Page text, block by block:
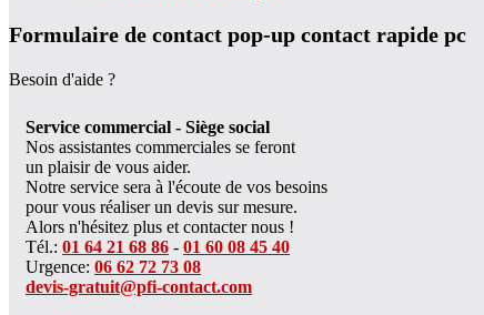
Formulaire de contact pop-up contact rapide pc
Besoin d'aide ?
Service commercial - Siège social
Nos assistantes commerciales se feront
un plaisir de vous aider.
Notre service sera à l'écoute de vos besoins
pour vous réaliser un devis sur mesure.
Alors n'hésitez plus et contacter nous !
Tél.: 01 64 21 68 86 - 01 60 08 45 40
Urgence: 06 62 72 73 08
devis-gratuit@pfi-contact.com